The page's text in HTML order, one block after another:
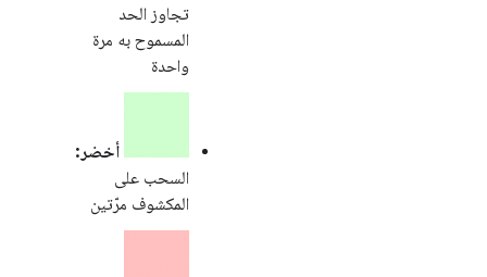
تجاوز الحد
المسموح به مرة
واحدة
أخضر:
السحب على
المكشوف مرّتين